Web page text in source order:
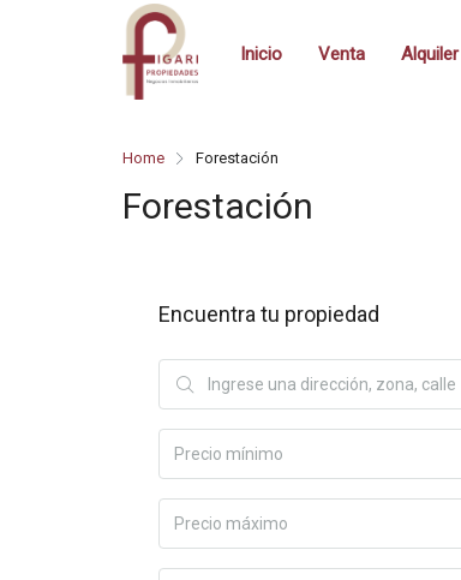
Inicio Venta Alquiler
Home Forestación
Forestación
Encuentra tu propiedad